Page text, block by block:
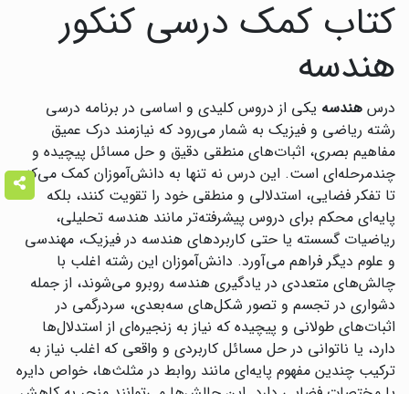
کتاب کمک درسی کنکور
هندسه
درس هندسه یکی از دروس کلیدی و اساسی در برنامه درسی
رشته ریاضی و فیزیک به شمار می‌رود که نیازمند درک عمیق
مفاهیم بصری، اثبات‌های منطقی دقیق و حل مسائل پیچیده و
چندمرحله‌ای است. این درس نه تنها به دانش‌آموزان کمک می‌کند
تا تفکر فضایی، استدلالی و منطقی خود را تقویت کنند، بلکه
پایه‌ای محکم برای دروس پیشرفته‌تر مانند هندسه تحلیلی،
ریاضیات گسسته یا حتی کاربردهای هندسه در فیزیک، مهندسی
و علوم دیگر فراهم می‌آورد. دانش‌آموزان این رشته اغلب با
چالش‌های متعددی در یادگیری هندسه روبرو می‌شوند، از جمله
دشواری در تجسم و تصور شکل‌های سه‌بعدی، سردرگمی در
اثبات‌های طولانی و پیچیده که نیاز به زنجیره‌ای از استدلال‌ها
دارد، یا ناتوانی در حل مسائل کاربردی و واقعی که اغلب نیاز به
ترکیب چندین مفهوم پایه‌ای مانند روابط در مثلث‌ها، خواص دایره